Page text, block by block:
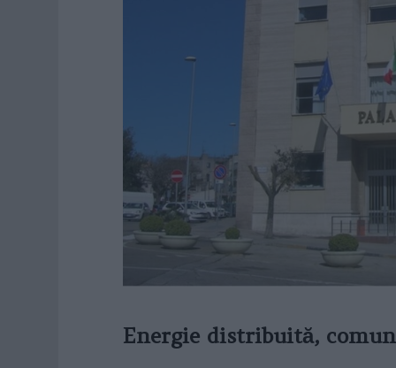
Energie distribuită,